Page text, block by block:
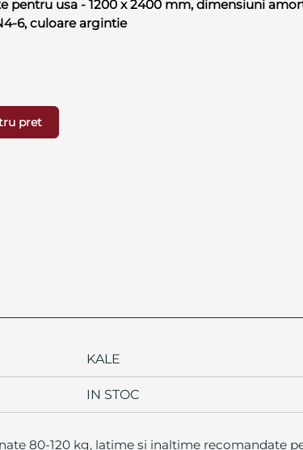
pentru usa - 1200 x 2400 mm, dimensiuni
6, culoare argintie
pret
KALE
IN STOC
80-120 kg, latime si inaltime recomandate